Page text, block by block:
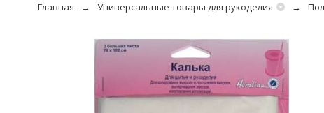
Главная Универсальные товары для рукоделия